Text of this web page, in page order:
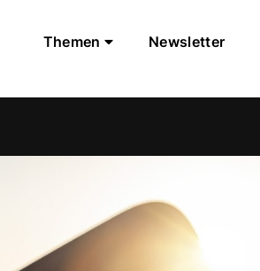
Themen Newsletter